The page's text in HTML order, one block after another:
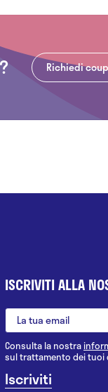
Richiedi
ISCRIVITI ALLA
Consulta la nostra
sul trattamento dei tuoi